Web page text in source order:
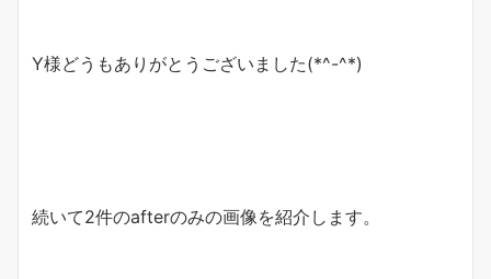
Y様どうもありがとうございました(*^-^*)
続いて2件のafterのみの画像を紹介します。